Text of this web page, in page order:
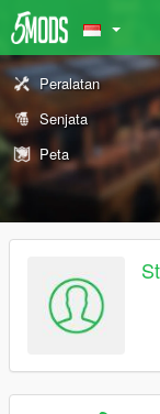
Peralatan
Senjata
Peta